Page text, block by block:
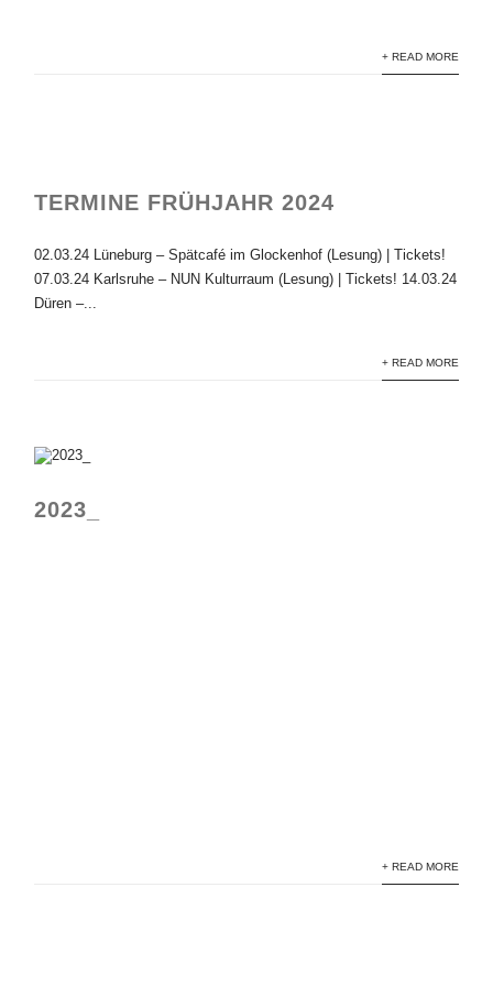
+ READ MORE
TERMINE FRÜHJAHR 2024
02.03.24 Lüneburg – Spätcafé im Glockenhof (Lesung) | Tickets!
07.03.24 Karlsruhe – NUN Kulturraum (Lesung) | Tickets! 14.03.24
Düren –...
+ READ MORE
2023_
+ READ MORE